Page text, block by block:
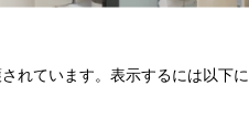
れています。表示するには以下に